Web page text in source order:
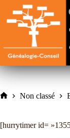
contenu
Non classé
[hurrytimer id=